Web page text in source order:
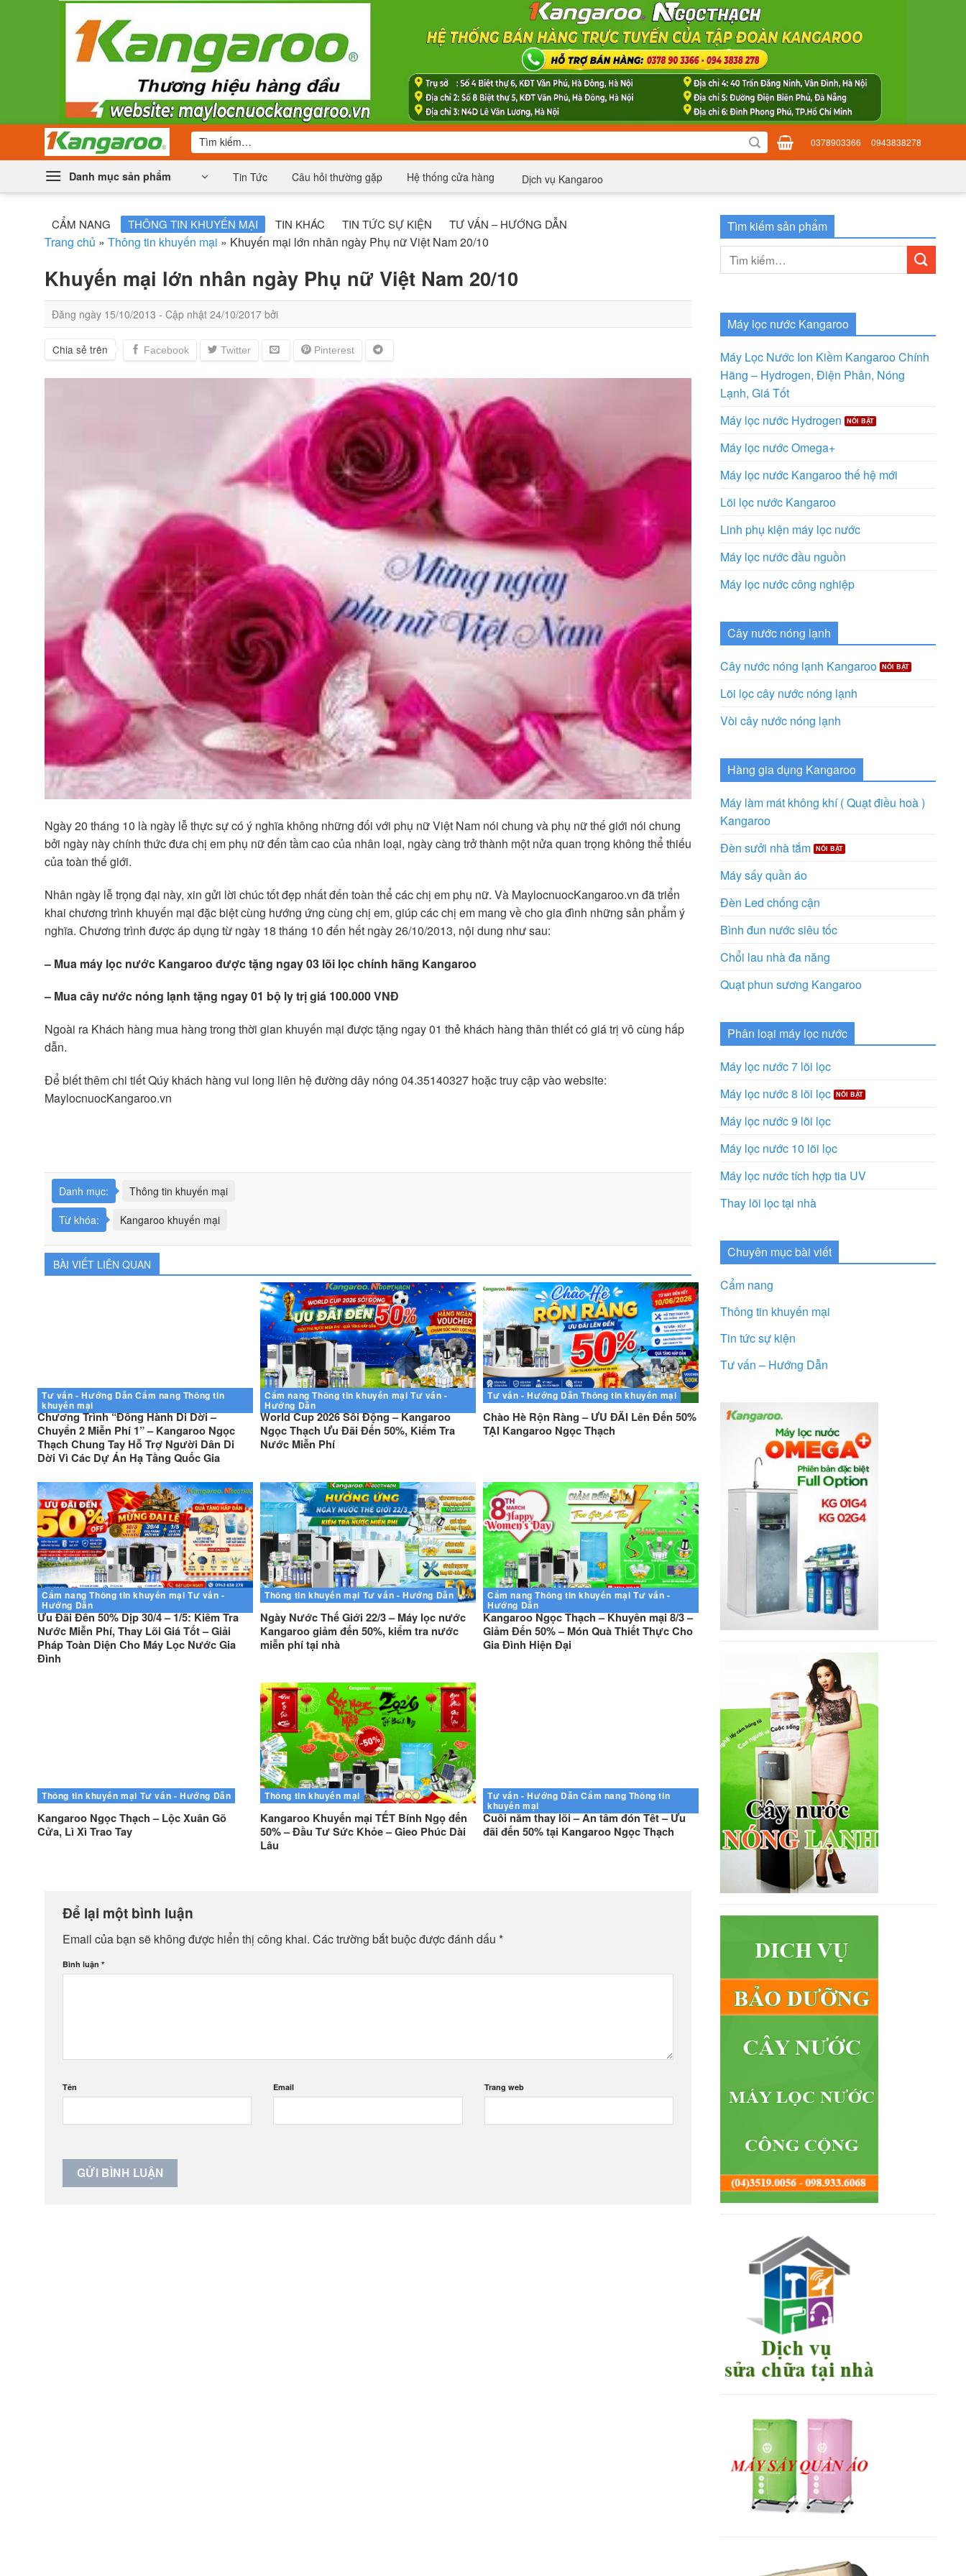
Tìm
kiếm:
0378903366 0943838278
Danh mục sản phẩm Tin Tức Câu hỏi thường gặp Hệ thống cửa hàng Dịch vụ Kangaroo
CẨM NANG THÔNG TIN KHUYẾN MẠI TIN KHÁC TIN TỨC SỰ KIỆN TƯ VẤN – HƯỚNG DẪN
Trang chủ » Thông tin khuyến mại » Khuyến mại lớn nhân ngày Phụ nữ Việt Nam 20/10
Khuyến mại lớn nhân ngày Phụ nữ Việt Nam 20/10
Đăng ngày 15/10/2013 - Cập nhật 24/10/2017 bởi
Chia sẻ trên
Ngày 20 tháng 10 là ngày lễ thực sự có ý nghĩa không những đối với phụ nữ Việt Nam nói chung và phụ nữ thế giới nói chung
bởi ngày này chính thức đưa chị em phụ nữ đến tầm cao của nhân loại, ngày càng trở thành một nửa quan trọng không thể thiếu
của toàn thế giới.
Nhân ngày lễ trọng đại này, xin gửi lời chúc tốt đẹp nhất đến toàn thể các chị em phụ nữ. Và MaylocnuocKangaroo.vn đã triển
khai chương trình khuyến mại đặc biệt cùng hướng ứng cùng chị em, giúp các chị em mang về cho gia đình những sản phẩm ý
nghĩa. Chương trình được áp dụng từ ngày 18 tháng 10 đến hết ngày 26/10/2013, nội dung như sau:
– Mua máy lọc nước Kangaroo được tặng ngay 03 lõi lọc chính hãng Kangaroo
– Mua cây nước nóng lạnh tặng ngay 01 bộ ly trị giá 100.000 VNĐ
Ngoài ra Khách hàng mua hàng trong thời gian khuyến mại được tặng ngay 01 thẻ khách hàng thân thiết có giá trị vô cùng hấp
dẫn.
Để biết thêm chi tiết Qúy khách hàng vui long liên hệ đường dây nóng 04.35140327 hoặc truy cập vào website:
MaylocnuocKangaroo.vn
Danh mục:
Thông tin khuyến mại
Từ khóa:
Kangaroo khuyến mại
BÀI VIẾT LIÊN QUAN
Tư vấn - Hướng Dẫn Cẩm nang Thông tin
khuyến mại
Chương Trình “Đồng Hành Di Dời –
Chuyển 2 Miễn Phí 1” – Kangaroo Ngọc
Thạch Chung Tay Hỗ Trợ Người Dân Di
Dời Vì Các Dự Án Hạ Tầng Quốc Gia
Cẩm nang Thông tin khuyến mại Tư vấn -
Hướng Dẫn
World Cup 2026 Sôi Động – Kangaroo
Ngọc Thạch Ưu Đãi Đến 50%, Kiểm Tra
Nước Miễn Phí
Tư vấn - Hướng Dẫn Thông tin khuyến mại
Chào Hè Rộn Ràng – ƯU ĐÃI Lên Đến 50%
TẠI Kangaroo Ngọc Thạch
Cẩm nang Thông tin khuyến mại Tư vấn -
Hướng Dẫn
Ưu Đãi Đến 50% Dịp 30/4 – 1/5: Kiểm Tra
Nước Miễn Phí, Thay Lõi Giá Tốt – Giải
Pháp Toàn Diện Cho Máy Lọc Nước Gia
Đình
Thông tin khuyến mại Tư vấn - Hướng Dẫn
Ngày Nước Thế Giới 22/3 – Máy lọc nước
Kangaroo giảm đến 50%, kiểm tra nước
miễn phí tại nhà
Cẩm nang Thông tin khuyến mại Tư vấn -
Hướng Dẫn
Kangaroo Ngọc Thạch – Khuyến mại 8/3 –
Giảm Đến 50% – Món Quà Thiết Thực Cho
Gia Đình Hiện Đại
Thông tin khuyến mại Tư vấn - Hướng Dẫn
Kangaroo Ngọc Thạch – Lộc Xuân Gõ
Cửa, Lì Xì Trao Tay
Thông tin khuyến mại
Kangaroo Khuyến mại TẾT Bính Ngọ đến
50% – Đầu Tư Sức Khỏe – Gieo Phúc Dài
Lâu
Tư vấn - Hướng Dẫn Cẩm nang Thông tin
khuyến mại
Cuối năm thay lõi – An tâm đón Tết – Ưu
đãi đến 50% tại Kangaroo Ngọc Thạch
Để lại một bình luận
Email của bạn sẽ không được hiển thị công khai. Các trường bắt buộc được đánh dấu *
Bình luận *
Tên Email Trang web
Tìm kiếm sản phẩm
kiếm:
Máy lọc nước Kangaroo
Máy Lọc Nước Ion Kiềm Kangaroo Chính
Hãng – Hydrogen, Điện Phân, Nóng
Lạnh, Giá Tốt
Máy lọc nước Hydrogen
Máy lọc nước Omega+
Máy lọc nước Kangaroo thế hệ mới
Lõi lọc nước Kangaroo
Linh phụ kiện máy lọc nước
Máy lọc nước đầu nguồn
Máy lọc nước công nghiệp
Cây nước nóng lạnh
Cây nước nóng lạnh Kangaroo
Lõi lọc cây nước nóng lạnh
Vòi cây nước nóng lạnh
Hàng gia dụng Kangaroo
Máy làm mát không khí ( Quạt điều hoà )
Kangaroo
Đèn sưởi nhà tắm
Máy sấy quần áo
Đèn Led chống cận
Bình đun nước siêu tốc
Chổi lau nhà đa năng
Quạt phun sương Kangaroo
Phân loại máy lọc nước
Máy lọc nước 7 lõi lọc
Máy lọc nước 8 lõi lọc
Máy lọc nước 9 lõi lọc
Máy lọc nước 10 lõi lọc
Máy lọc nước tích hợp tia UV
Thay lõi lọc tại nhà
Chuyên mục bài viết
Cẩm nang
Thông tin khuyến mại
Tin tức sự kiện
Tư vấn – Hướng Dẫn